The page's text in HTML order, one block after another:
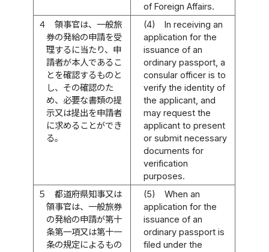
of Foreign Affairs.
４
領事官は、一般旅
券の発給の申請を受
理するに当たり、申
請者が本人であるこ
とを確認するものと
し、その確認のた
め、必要な書類の提
示又は提出を申請者
に求めることができ
る。
(4)
In receiving an
application for the
issuance of an
ordinary passport, a
consular officer is to
verify the identity of
the applicant, and
may request the
applicant to present
or submit necessary
documents for
verification
purposes.
５
都道府県知事又は
領事官は、一般旅券
の発給の申請が第十
条第一項又は第十一
条の規定によるもの
(5)
When an
application for the
issuance of an
ordinary passport is
filed under the